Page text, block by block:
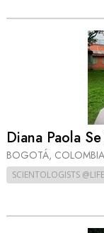
Diana Paola
BOGOTÁ, COLOMBIA
SCIENTOLOGISTS @LIFE